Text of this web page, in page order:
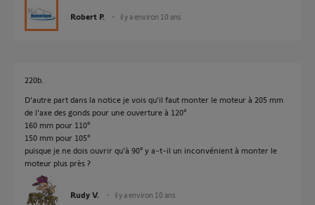
Robert P. il y a environ 10 ans
220b.
D'autre part dans la notice je vois qu'il faut monter le moteur à 205 mm
de l'axe des gonds pour une ouverture à 120°
160 mm pour 110°
150 mm pour 105°
puisque je ne dois ouvrir qu'à 90° y a-t-il un inconvénient à monter le
moteur plus près ?
Rudy V. il y a environ 10 ans